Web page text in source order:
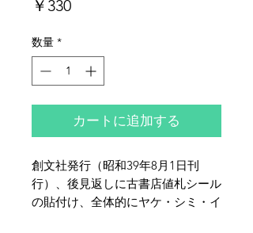
￥330価
数量 *
カートに追加する
創文社発行（昭和39年8月1日刊
行）、後見返しに古書店値札シール
の貼付け、全体的にヤケ・シミ・イ